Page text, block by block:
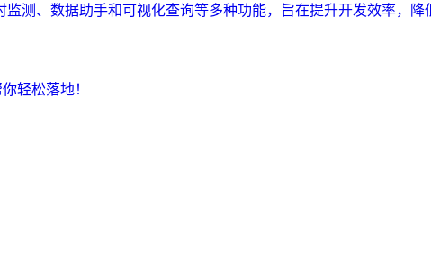
测、数据助手和可视化查询等多种功能，旨在提升开发效率，降
轻松落地！